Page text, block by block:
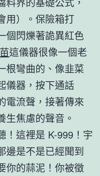
用）。保險箱打
個閃爍著詭異紅色
這儀器很像一個老
根彎曲的、像韭菜
儀器，按下通話
流聲，接著傳來
生焦慮的聲音。
！這裡是 K-999！宇
邊是不是已經聞到
你的蒜泥！你被徵